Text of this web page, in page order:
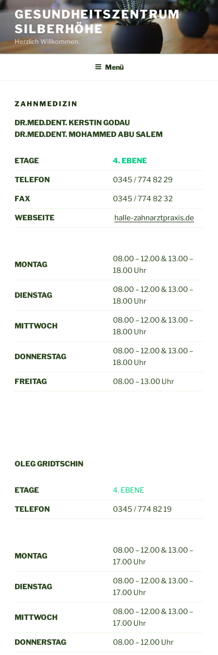
Zum
Inhalt
springen
GESUNDHEITSZENTRUM
SILBERHÖHE
Herzlich Willkommen.
Menü
ZAHNMEDIZIN
DR.MED.DENT. KERSTIN GODAU
DR.MED.DENT. MOHAMMED ABU SALEM
ETAGE 4. EBENE
TELEFON 0345 / 774 82 29
FAX 0345 / 774 82 32
WEBSEITE halle-zahnarztpraxis.de
MONTAG
08.00 – 12.00 & 13.00 –
18.00 Uhr
DIENSTAG
08.00 – 12.00 & 13.00 –
18.00 Uhr
MITTWOCH
08.00 – 12.00 & 13.00 –
18.00 Uhr
DONNERSTAG
08.00 – 12.00 & 13.00 –
18.00 Uhr
FREITAG 08.00 – 13.00 Uhr
OLEG GRIDTSCHIN
ETAGE 4. EBENE
TELEFON 0345 / 774 82 19
MONTAG
08.00 – 12.00 & 13.00 –
17.00 Uhr
DIENSTAG
08.00 – 12.00 & 13.00 –
17.00 Uhr
MITTWOCH
08.00 – 12.00 & 13.00 –
17.00 Uhr
DONNERSTAG 08.00 – 12.00 Uhr